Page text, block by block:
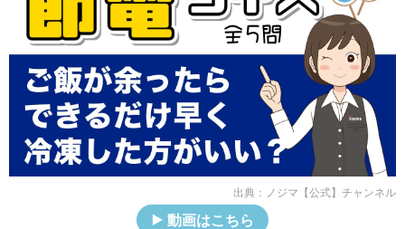
出典： ノジマ【公式】チャンネル
動画はこちら